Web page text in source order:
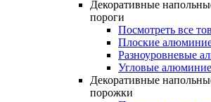
Декоративные
пороги
Посмотреть все
Плоские
Разноуровневые
Угловые
Декоративные
порожки